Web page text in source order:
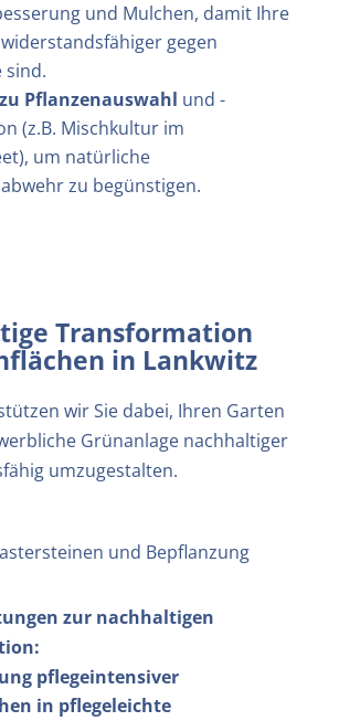
und Mulchen, damit Ihre
gegen
sind.
Pflanzenauswahl und -
(z.B. Mischkultur im
um natürliche
zu begünstigen.
Transformation
in Lankwitz
wir Sie dabei, Ihren Garten
Grünanlage nachhaltiger
umzugestalten.
zur nachhaltigen
pflegeintensiver
in pflegeleichte